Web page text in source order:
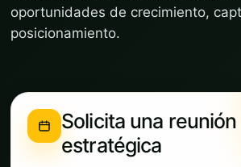
oportunidades de crecimiento,
posicionamiento.
Solicita una reunión
estratégica